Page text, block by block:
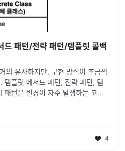
드 패턴/전략 패턴/템플릿 콜백
의 유사하지만, 구현 방식이 조금씩
템플릿 메서드 패턴, 전략 패턴, 템
턴은 변경이 자주 발생하는 코드
4